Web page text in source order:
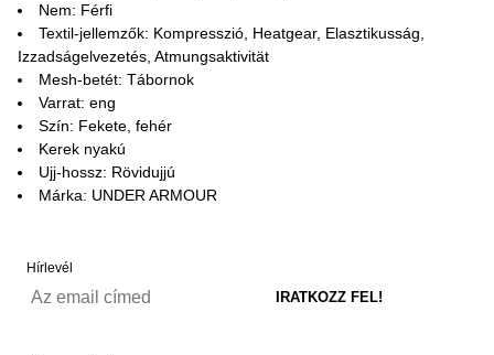
Nem: Férfi
Textil-jellemzők: Kompresszió, Heatgear, Elasztikusság,
Izzadságelvezetés, Atmungsaktivität
Mesh-betét: Tábornok
Varrat: eng
Szín: Fekete, fehér
Kerek nyakú
Ujj-hossz: Rövidujjú
Márka: UNDER ARMOUR
Hírlevél